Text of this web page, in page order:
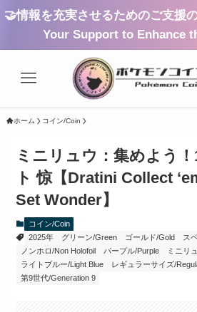
🤝情報を充実させるためのご支援
Your Support to Enhance
ホーム コイン/Coin
ミニリュウ：集めよう
ト 惊【Dratini Collect
Set Wonder】
コイン/Coin
2025年
グリーン/Green ゴールド/Gold
ス
ノンホロ/Non Holofoil
パープル/Purple
ミニリ
ライトブルー/Light Blue
レギュラーサイズ/
第9世代/Generation 9